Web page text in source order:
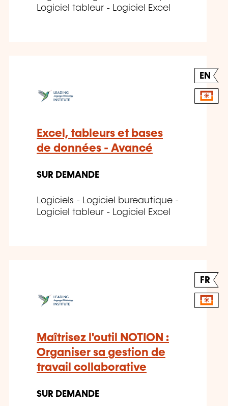
Logiciel tableur - Logiciel Excel
EN
Excel, tableurs et bases
de données - Avancé
SUR DEMANDE
Logiciels - Logiciel bureautique -
Logiciel tableur - Logiciel Excel
FR
Maîtrisez l'outil NOTION :
Organiser sa gestion de
travail collaborative
SUR DEMANDE